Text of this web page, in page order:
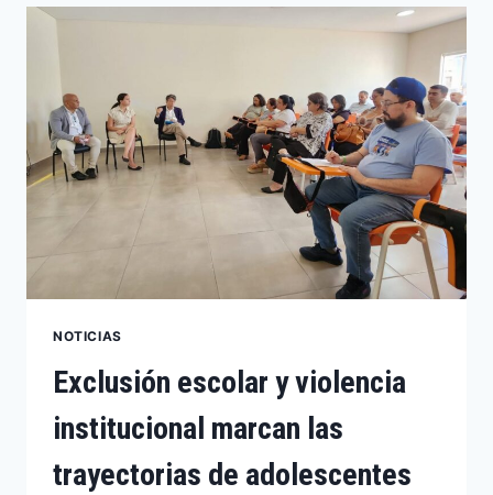
NOTICIAS
Exclusión escolar y violencia
institucional marcan las
trayectorias de adolescentes